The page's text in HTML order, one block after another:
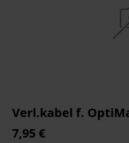
Verl.kabel f.
7,95 €